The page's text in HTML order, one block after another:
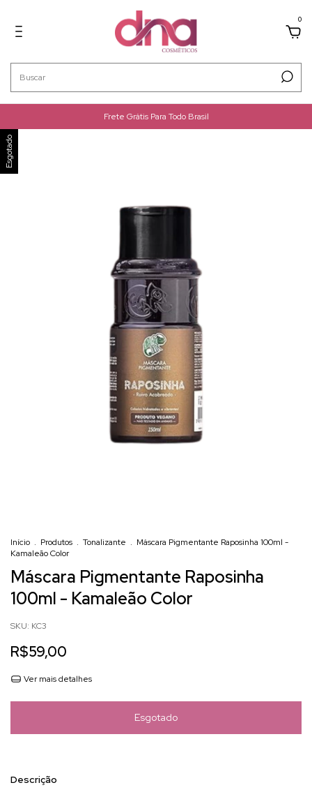
0
Frete Grátis Para Todo Brasil
Esgotado
Início . Produtos . Tonalizante . Máscara Pigmentante Raposinha 100ml -
Kamaleão Color
Máscara Pigmentante Raposinha
100ml - Kamaleão Color
SKU: KC3
R$59,00
Ver mais detalhes
Descrição